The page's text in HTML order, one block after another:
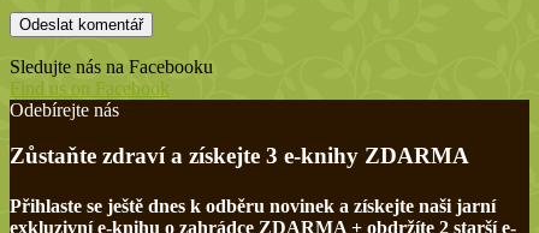
Sledujte nás na Facebooku
Find us on Facebook
Odebírejte nás
Zůstaňte zdraví a získejte 3 e-knihy ZDARMA
Přihlaste se ještě dnes k odběru novinek a získejte naši jarní
exkluzivní e-knihu o zahrádce ZDARMA + obdržíte 2 starší e-